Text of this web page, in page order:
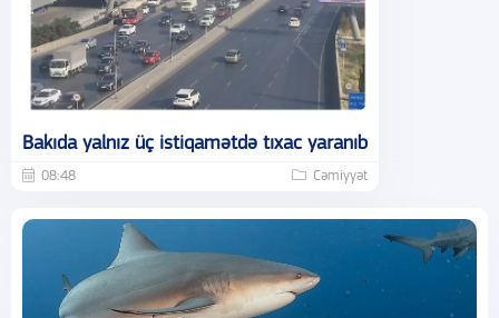
Bakıda yalnız üç istiqamətdə tıxac yaranıb
08:48 Cəmiyyət